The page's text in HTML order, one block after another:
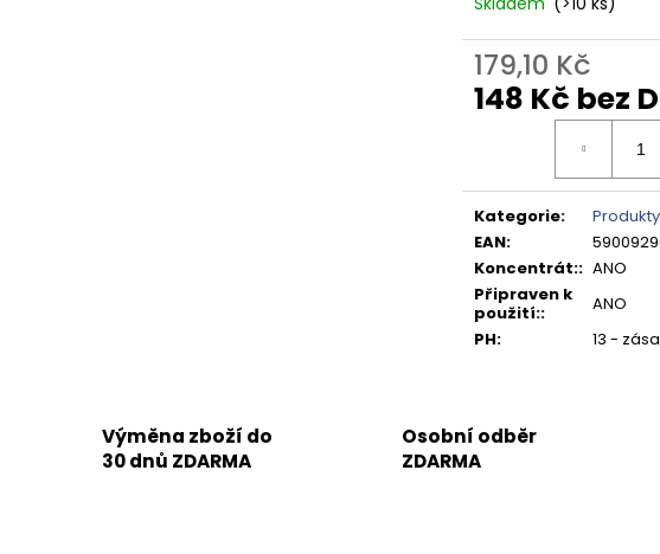
179,10 Kč
148 Kč bez
Kategorie:
EAN:
Koncentrát:: ANO
Připraven k
použití::
ANO
PH: 13 -
Výměna zboží do
30 dnů ZDARMA
Osobní odběr
ZDARMA